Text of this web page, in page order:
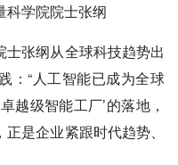
科学院院士张纲
张纲从全球科技趋势出
：“人工智能已成为全球
越级智能工厂’的落地，
是企业紧跟时代趋势、